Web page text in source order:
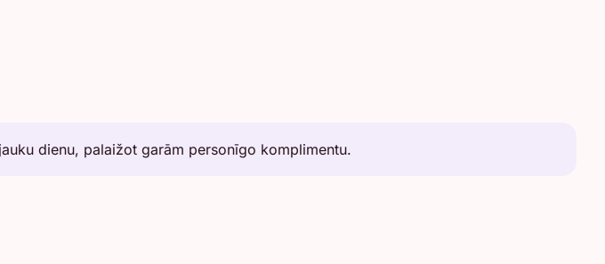
dienu, palaižot garām personīgo komplimentu.